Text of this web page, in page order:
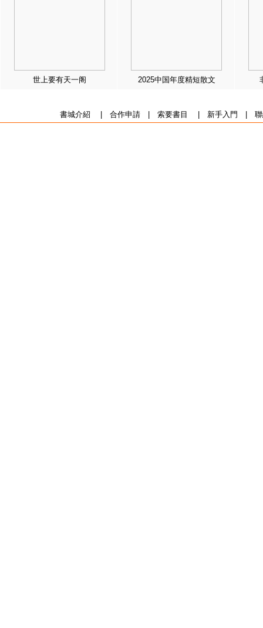
世上要有天一阁 2025中国年度精短散文
書城介紹 合作申請| 索要書目 新手入門